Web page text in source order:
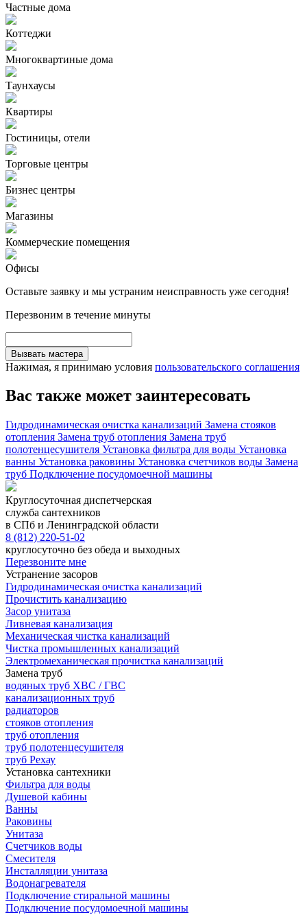
Частные дома
Коттеджи
Многоквартиные дома
Таунхаусы
Квартиры
Гостиницы, отели
Торговые центры
Бизнес центры
Магазины
Коммерческие помещения
Офисы
Оставьте заявку и мы устраним неисправность уже сегодня!
Перезвоним в течение минуты
Вызвать мастера
Нажимая, я принимаю условия пользовательского соглашения
Вас также может заинтересовать
Гидродинамическая очистка канализаций Замена стояков
отопления Замена труб отопления Замена труб
полотенцесушителя Установка фильтра для воды Установка
ванны Установка раковины Установка счетчиков воды Замена
труб Подключение посудомоечной машины
Круглосуточная диспетчерская
служба сантехников
в СПб и Ленинградской области
8 (812) 220-51-02
круглосуточно без обеда и выходных
Перезвоните мне
Устранение засоров
Гидродинамическая очистка канализаций
Прочистить канализацию
Засор унитаза
Ливневая канализация
Механическая чистка канализаций
Чистка промышленных канализаций
Электромеханическая прочистка канализаций
Замена труб
водяных труб ХВС / ГВС
канализационных труб
радиаторов
стояков отопления
труб отопления
труб полотенцесушителя
труб Рехау
Установка сантехники
Фильтра для воды
Душевой кабины
Ванны
Раковины
Унитаза
Счетчиков воды
Смесителя
Инсталляции унитаза
Водонагревателя
Подключение стиральной машины
Подключение посудомоечной машины